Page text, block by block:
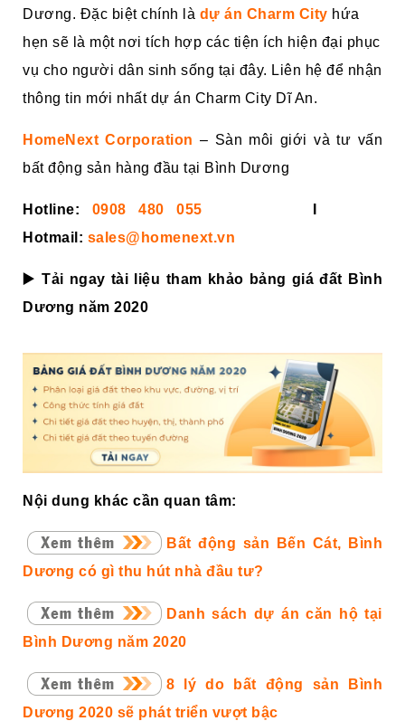
Dương. Đặc biệt chính là dự án Charm City hứa
hẹn sẽ là một nơi tích hợp các tiện ích hiện đại phục
vụ cho người dân sinh sống tại đây. Liên hệ để nhận
thông tin mới nhất dự án Charm City Dĩ An.
HomeNext Corporation – Sàn môi giới và tư vấn
bất động sản hàng đầu tại Bình Dương
Hotline: 0908 480 055
Hotmail: sales@homenext.vn
▶️ Tải ngay tài liệu tham khảo bảng giá đất Bình
Dương năm 2020
Nội dung khác cần quan tâm:
Bất động sản Bến Cát, Bình
Dương có gì thu hút nhà đầu tư?
Danh sách dự án căn hộ tại
Bình Dương năm 2020
8 lý do bất động sản Bình
Dương 2020 sẽ phát triển vượt bậc